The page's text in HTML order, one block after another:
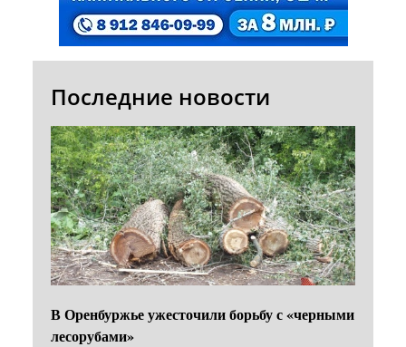
Последние новости
В Оренбуржье ужесточили борьбу с «черными
лесорубами»